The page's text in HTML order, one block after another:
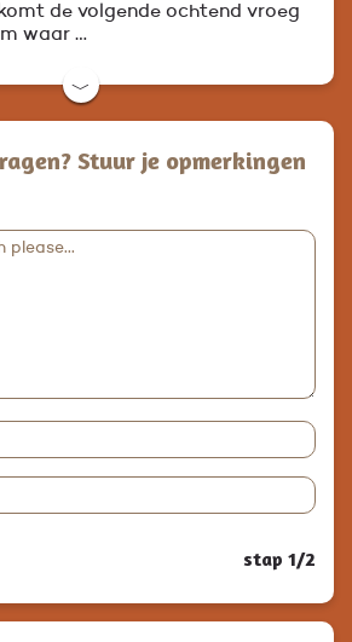
de volgende ochtend vroeg
waar …
﹀
Stuur je opmerkingen
stap 1/2